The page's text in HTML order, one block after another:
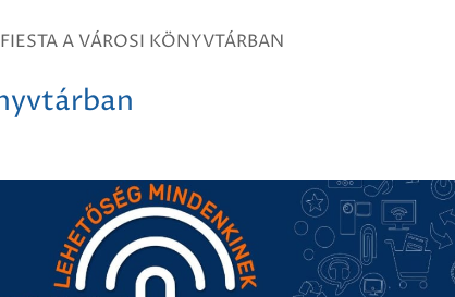
A VÁROSI KÖNYVTÁRBAN